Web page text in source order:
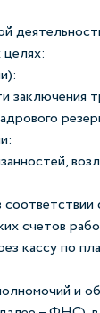
заключения
счетов
кассу по
и